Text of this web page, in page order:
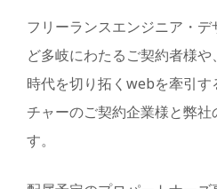
フリーランスエンジニア・
ど多岐にわたるご契約者様や、
時代を切り拓くwebを牽引
チャーのご契約企業様と弊
す。